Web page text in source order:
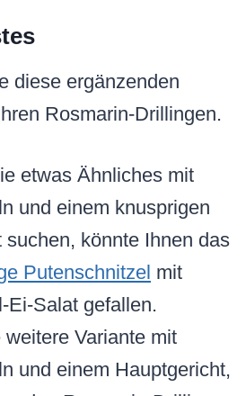
diese ergänzenden
Rosmarin-Drillingen.
etwas Ähnliches mit
und einem knusprigen
suchen, könnte Ihnen das
Putenschnitzel mit
Ei-Salat gefallen.
weitere Variante mit
und einem Hauptgericht,